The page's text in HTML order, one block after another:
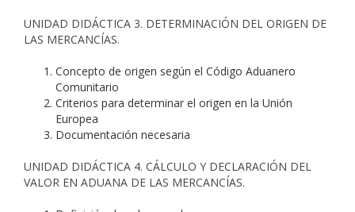
UNIDAD DIDÁCTICA 3. DETERMINACIÓN DEL ORIGEN DE
LAS MERCANCÍAS.
Concepto de origen según el Código Aduanero
Comunitario
Criterios para determinar el origen en la Unión
Europea
Documentación necesaria
UNIDAD DIDÁCTICA 4. CÁLCULO Y DECLARACIÓN DEL
VALOR EN ADUANA DE LAS MERCANCÍAS.